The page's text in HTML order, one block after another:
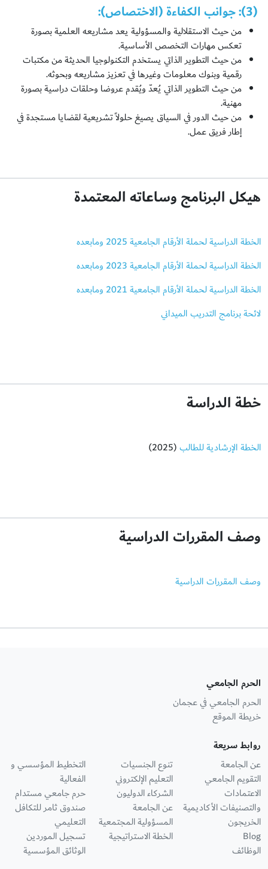
(3): جوانب الكفاءة (الاختصاص):
من حيث الاستقلالية والمسؤولية يعد مشاريعه العلمية بصورة
تعكس مهارات التخصص الأساسية.
من حيث التطوير الذاتي يستخدم التكنولوجيا الحديثة من مكتبات
رقمية وبنوك معلومات وغيرها في تعزيز مشاريعه وبحوثه.
من حيث التطوير الذاتي يُعدّ ويُقدم عروضا وحلقات دراسية بصورة
مهنية.
من حيث الدور في السياق يصيغ حلولاً تشريعية لقضايا مستجدة في
إطار فريق عمل.
هيكل البرنامج وساعاته المعتمدة
الخطة الدراسية لحملة الأرقام الجامعية 2025 ومابعده
الخطة الدراسية لحملة الأرقام الجامعية 2023 ومابعده
الخطة الدراسية لحملة الأرقام الجامعية 2021 ومابعده
لائحة برنامج التدريب الميداني
خطة الدراسة
الخطة الإرشادية للطالب(2025)
وصف المقررات الدراسية
وصف المقررات الدراسية
الحرم الجامعي
الحرم الجامعي في عجمان
خريطة الموقع
روابط سريعة
عن الجامعة
التقويم الجامعي
الاعتمادات
والتصنيفات الأكاديمية
الخريجون
Blog
الوظائف
تنوع الجنسيات
التعليم الإلكتروني
الشركاء الدوليون
عن الجامعة
المسؤولية المجتمعية
الخطة الاستراتيجية
التخطيط المؤسسي و
الفعالية
حرم جامعي مستدام
صندوق ثامر للتكافل
التعليمي
تسجيل الموردين
الوثائق المؤسسية